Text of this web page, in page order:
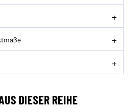
DIESER REIHE